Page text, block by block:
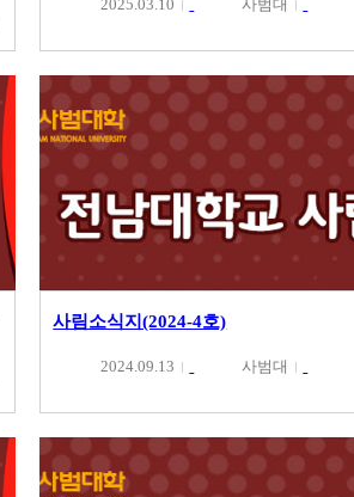
2025.03.10 사범대
사림소식지(2024-4호)
2024.09.13 사범대